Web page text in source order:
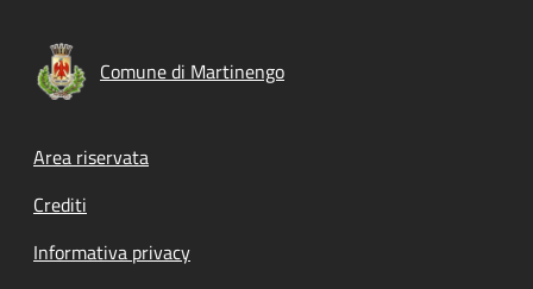
Comune di Martinengo
Footer menu
Area riservata
Crediti
Informativa privacy